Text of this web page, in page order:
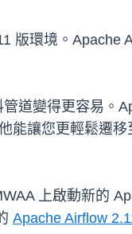
版環境。Apache
道變得更容易。
能讓您更輕鬆遷
上啟動新的
Apache Airflow